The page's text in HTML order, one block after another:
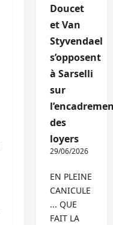
Doucet
et Van
Styvendael
s’opposent
à Sarselli
sur
des
loyers
29/06/2026
EN PLEINE
CANICULE
... QUE
FAIT LA